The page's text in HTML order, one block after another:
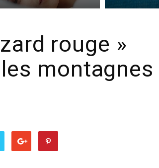
rouge »
montagnes